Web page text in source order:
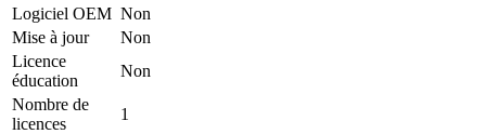
Logiciel OEM Non
Mise à jour
Non
Licence
éducation
Non
Nombre de
licences
1